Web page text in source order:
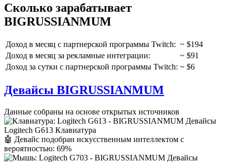
Сколько зарабатывает
BIGRUSSIANMUM
Доход в месяц c партнерской программы Twitch: ~ $194
Доход в месяц за рекламные интеграции:
~ $91
Доход за сутки c партнерской программы Twitch: ~ $6
Девайсы BIGRUSSIANMUM
Данные собраны на основе открытых источников
Logitech G613 Клавиатура
🤖 Девайс подобран искусственным интеллектом с
вероятностью: 69%